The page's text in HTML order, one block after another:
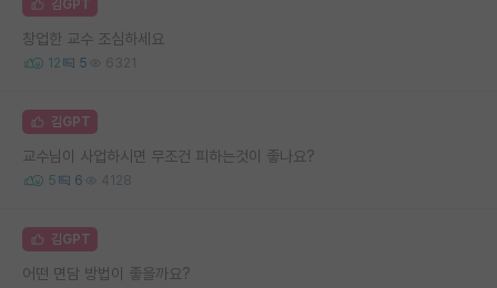
김GPT
창업한 교수 조심하세요
12 5 6321
김GPT
교수님이 사업하시면 무조건 피하는것이 좋나요?
5 6 4128
김GPT
어떤 면담 방법이 좋을까요?